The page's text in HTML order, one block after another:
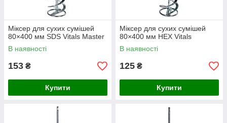
Міксер для сухих сумішей
80×400 мм SDS Vitals Master
В наявності
153 ₴
Купити
Міксер для сухих сумішей
80×400 мм HEX Vitals
В наявності
125 ₴
Купити